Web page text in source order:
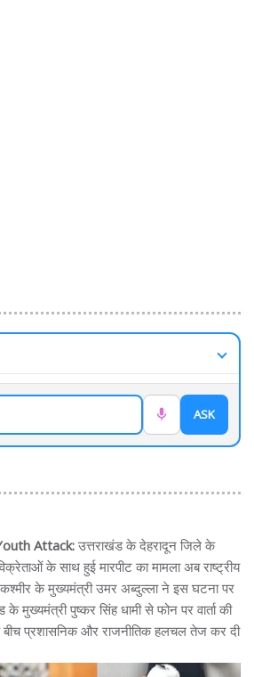
ASK
Attack: उत्तराखंड के देहरादून जिले के
के साथ हुई मारपीट का मामला अब राष्ट्रीय
के मुख्यमंत्री उमर अब्दुल्ला ने इस घटना पर
मुख्यमंत्री पुष्कर सिंह धामी से फोन पर वार्ता की
बीच प्रशासनिक और राजनीतिक हलचल तेज कर दी